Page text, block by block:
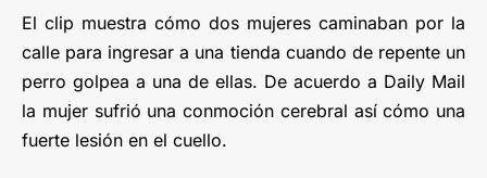
El clip muestra cómo dos mujeres caminaban por la
calle para ingresar a una tienda cuando de repente un
perro golpea a una de ellas. De acuerdo a Daily Mail
la mujer sufrió una conmoción cerebral así cómo una
fuerte lesión en el cuello.